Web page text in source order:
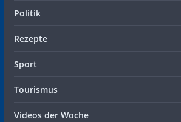
Politik
Rezepte
Sport
Tourismus
Videos der Woche